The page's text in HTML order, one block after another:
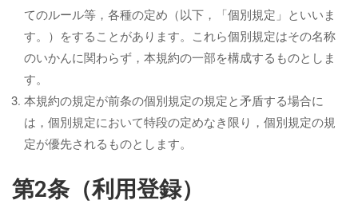
てのルール等，各種の定め（以下，「個別規定」といいま
す。）をすることがあります。これら個別規定はその名称
のいかんに関わらず，本規約の一部を構成するものとしま
す。
本規約の規定が前条の個別規定の規定と矛盾する場合に
は，個別規定において特段の定めなき限り，個別規定の規
定が優先されるものとします。
第2条（利用登録）